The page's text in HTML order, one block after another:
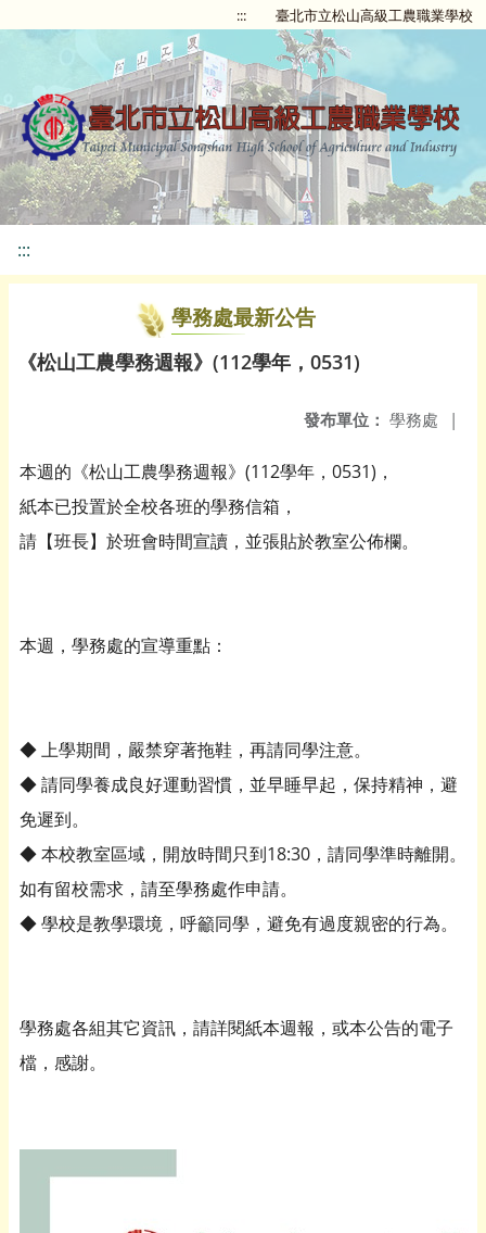
::: 臺北市立松山高級工農職業學校
:::
學務處最新公告
《松山工農學務週報》(112學年，0531)
發布單位： 學務處 |
本週的《松山工農學務週報》(112學年，0531)，
紙本已投置於全校各班的學務信箱，
請【班長】於班會時間宣讀，並張貼於教室公佈欄。
本週，學務處的宣導重點：
◆ 上學期間，嚴禁穿著拖鞋，再請同學注意。
◆ 請同學養成良好運動習慣，並早睡早起，保持精神，避
免遲到。
◆ 本校教室區域，開放時間只到18:30，請同學準時離開。
如有留校需求，請至學務處作申請。
◆ 學校是教學環境，呼籲同學，避免有過度親密的行為。
學務處各組其它資訊，請詳閱紙本週報，或本公告的電子
檔，感謝。